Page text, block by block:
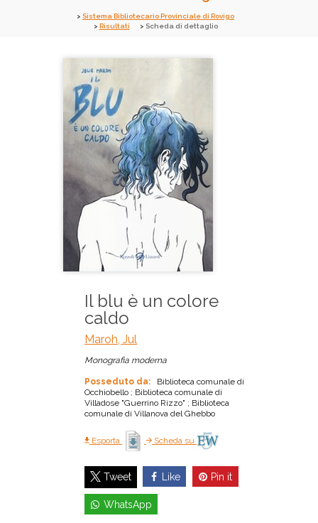
Sistema Bibliotecario Provinciale di Rovigo
Risultati
Scheda di dettaglio
Il blu è un colore
caldo
Maroh, Jul
Monografia moderna
Posseduto da:
Biblioteca comunale di
Occhiobello ; Biblioteca comunale di
Villadose "Guerrino Rizzo" ; Biblioteca
comunale di Villanova del Ghebbo
Esporta Scheda su
Tweet Like Pin it
WhatsApp